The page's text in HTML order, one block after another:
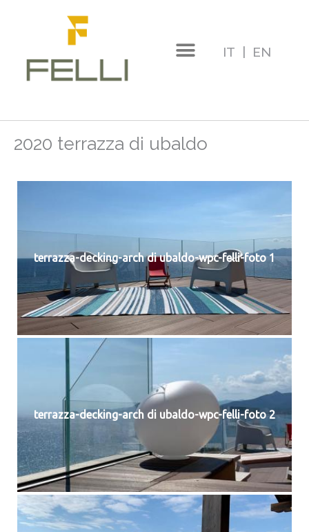
IT | EN
2020 terrazza di ubaldo
terrazza-decking-arch di ubaldo-wpc-felli-foto 1
terrazza-decking-arch di ubaldo-wpc-felli-foto 2